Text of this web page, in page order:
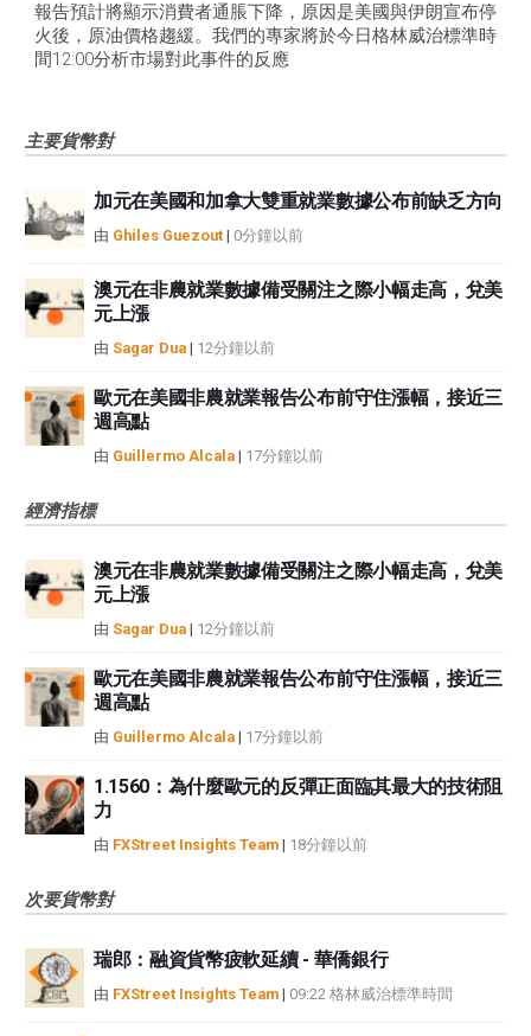
報告預計將顯示消費者通脹下降，原因是美國與伊朗宣布停
火後，原油價格趨緩。我們的專家將於今日格林威治標準時
間12:00分析市場對此事件的反應
主要貨幣對
加元在美國和加拿大雙重就業數據公布前缺乏方向
由 Ghiles Guezout | 0分鐘以前
澳元在非農就業數據備受關注之際小幅走高，兌美
元上漲
由 Sagar Dua | 12分鐘以前
歐元在美國非農就業報告公布前守住漲幅，接近三
週高點
由 Guillermo Alcala | 17分鐘以前
經濟指標
澳元在非農就業數據備受關注之際小幅走高，兌美
元上漲
由 Sagar Dua | 12分鐘以前
歐元在美國非農就業報告公布前守住漲幅，接近三
週高點
由 Guillermo Alcala | 17分鐘以前
1.1560：為什麼歐元的反彈正面臨其最大的技術阻
力
由 FXStreet Insights Team | 18分鐘以前
次要貨幣對
瑞郎：融資貨幣疲軟延續 - 華僑銀行
由 FXStreet Insights Team | 09:22 格林威治標準時間